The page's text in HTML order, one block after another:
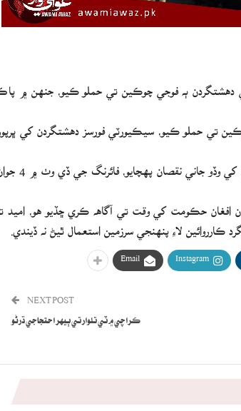
ٻه فوجي چوڪين تي حملو ڪيو، جنهن ۾ پاڪ
تي حملو ڪيو، سيڪيورٽي فورسز دهشتگردن کي ڀرپور
آءِ ايس پي آر ٻڌايو ته سيڪيورٽي فورسز حملو ناڪام بڻائيندي دهشتگردن کي وڏو جاني نقصان پهچايو، فائرنگ جي ڏي وٺ ۾ 4 جوان
افغان حڪومت کي وقت تي آگاهه ڪري ڇڏيو هو، اميد ته
لاءِ پنهنجي سرزمين استعمال ٿيڻ نه ڏيندي.
Instagram
Email
NEXT POST
ڪراچي ۾ ٽي تلوار تي ٻيهر احتجاجي ڌرڻو